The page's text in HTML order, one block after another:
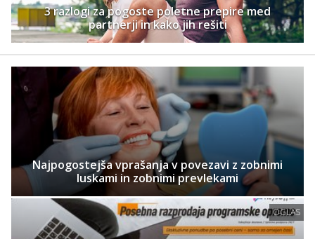
3 razlogi za pogoste poletne prepire med
partnerji in kako jih rešiti
Najpogostejša vprašanja v povezavi z zobnimi
luskami in zobnimi prevlekami
OGLAS